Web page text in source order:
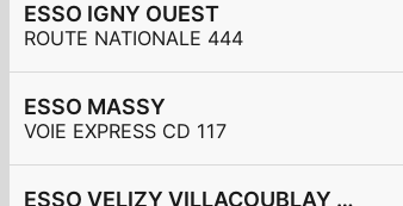
ESSO IGNY OUEST
ROUTE NATIONALE 444
ESSO MASSY
VOIE EXPRESS CD 117
ESSO VELIZY VILLACOUBLAY BREGUET